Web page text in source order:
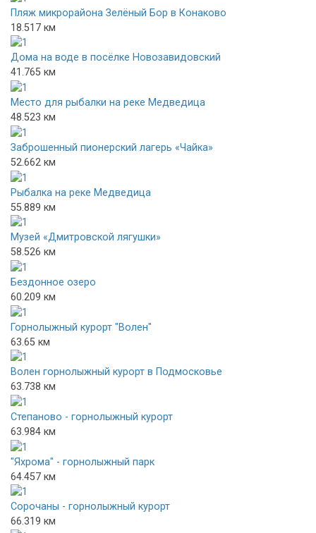
Пляж микрорайона Зелёный Бор в Конаково
18.517 км
Дома на воде в посёлке Новозавидовский
41.765 км
Место для рыбалки на реке Медведица
48.523 км
Заброшенный пионерский лагерь «Чайка»
52.662 км
Рыбалка на реке Медведица
55.889 км
Музей «Дмитровской лягушки»
58.526 км
Бездонное озеро
60.209 км
Горнолыжный курорт "Волен"
63.65 км
Волен горнолыжный курорт в Подмосковье
63.738 км
Степаново - горнолыжный курорт
63.984 км
"Яхрома" - горнолыжный парк
64.457 км
Сорочаны - горнолыжный курорт
66.319 км